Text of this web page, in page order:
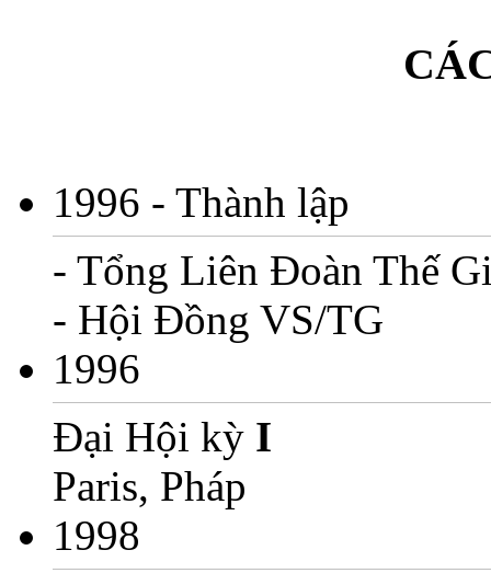
1996 - Thành lập
- Tổng Liên Đoàn Thế
- Hội Đồng VS/TG
1996
Đại Hội kỳ I
Paris, Pháp
1998